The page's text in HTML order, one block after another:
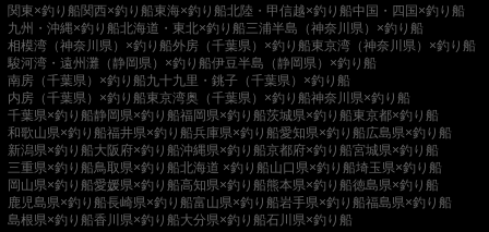
関東×釣り船関西×釣り船東海×釣り船北陸・甲信越×釣り船中国・四国×釣り船
九州・沖縄×釣り船北海道・東北×釣り船三浦半島（神奈川県）×釣り船
相模湾（神奈川県）×釣り船外房（千葉県）×釣り船東京湾（神奈川県）×釣り船
駿河湾・遠州灘（静岡県）×釣り船伊豆半島（静岡県）×釣り船
南房（千葉県）×釣り船九十九里・銚子（千葉県）×釣り船
内房（千葉県）×釣り船東京湾奥（千葉県）×釣り船神奈川県×釣り船
千葉県×釣り船静岡県×釣り船福岡県×釣り船茨城県×釣り船東京都×釣り船
和歌山県×釣り船福井県×釣り船兵庫県×釣り船愛知県×釣り船広島県×釣り船
新潟県×釣り船大阪府×釣り船沖縄県×釣り船京都府×釣り船宮城県×釣り船
三重県×釣り船鳥取県×釣り船北海道 ×釣り船山口県×釣り船埼玉県×釣り船
岡山県×釣り船愛媛県×釣り船高知県×釣り船熊本県×釣り船徳島県×釣り船
鹿児島県×釣り船長崎県×釣り船富山県×釣り船岩手県×釣り船福島県×釣り船
島根県×釣り船香川県×釣り船大分県×釣り船石川県×釣り船